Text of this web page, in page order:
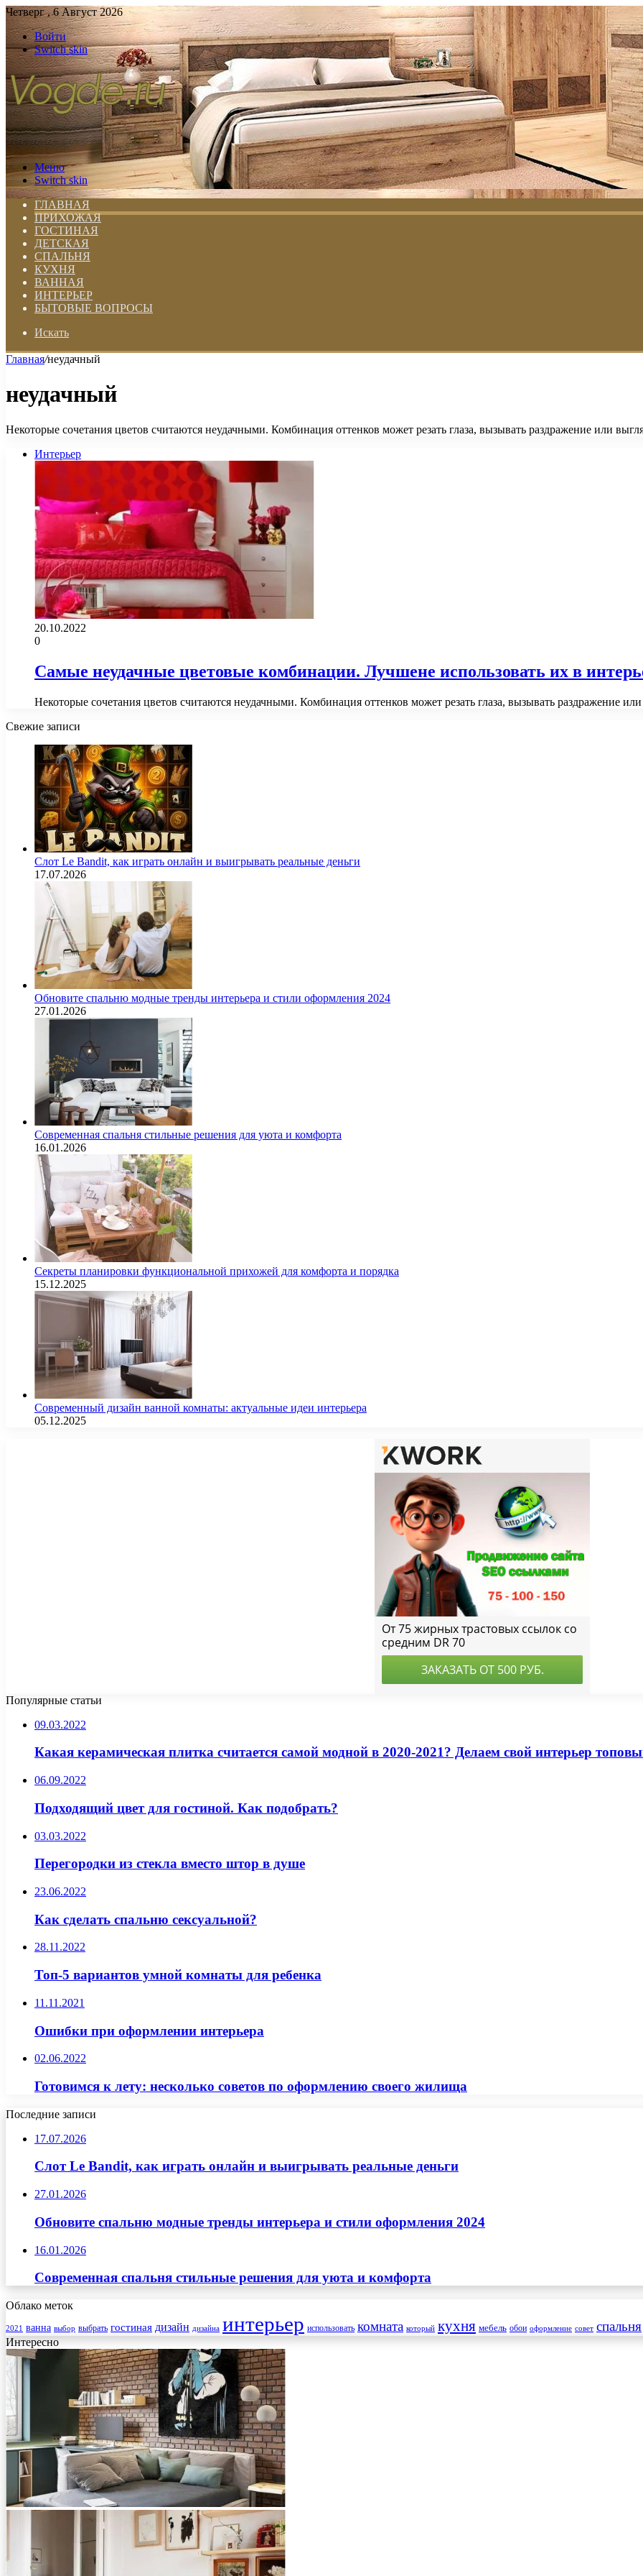
Четверг , 6 Август 2026
Войти
Switch skin
Меню
Switch skin
ГЛАВНАЯ
ПРИХОЖАЯ
ГОСТИНАЯ
ДЕТСКАЯ
СПАЛЬНЯ
КУХНЯ
ВАННАЯ
ИНТЕРЬЕР
БЫТОВЫЕ ВОПРОСЫ
Искать
Главная/неудачный
неудачный
Некоторые сочетания цветов считаются неудачными. Комбинация оттенков может резать глаза, вызывать раздражение или
Интерьер
20.10.2022
0
Самые неудачные цветовые комбинации. Лучшене использовать их в
Некоторые сочетания цветов считаются неудачными. Комбинация оттенков может резать глаза, вызывать раздражение
Свежие записи
Слот Le Bandit, как играть онлайн и выигрывать реальные деньги
17.07.2026
Обновите спальню модные тренды интерьера и стили оформления 2024
27.01.2026
Современная спальня стильные решения для уюта и комфорта
16.01.2026
Секреты планировки функциональной прихожей для комфорта и порядка
15.12.2025
Современный дизайн ванной комнаты: актуальные идеи интерьера
05.12.2025
Популярные статьи
09.03.2022
Какая керамическая плитка считается самой модной в 2020-2021? Делаем свой интерьер
06.09.2022
Подходящий цвет для гостиной. Как подобрать?
03.03.2022
Перегородки из стекла вместо штор в душе
23.06.2022
Как сделать спальню сексуальной?
28.11.2022
Топ-5 вариантов умной комнаты для ребенка
11.11.2021
Ошибки при оформлении интерьера
02.06.2022
Готовимся к лету: несколько советов по оформлению своего жилища
Последние записи
17.07.2026
Слот Le Bandit, как играть онлайн и выигрывать реальные деньги
27.01.2026
Обновите спальню модные тренды интерьера и стили оформления 2024
16.01.2026
Современная спальня стильные решения для уюта и комфорта
Облако меток
2021 ванна выбор выбрать гостиная дизайн дизайна интерьер использовать комната который кухня мебель обои оформление совет спальня
Интересно